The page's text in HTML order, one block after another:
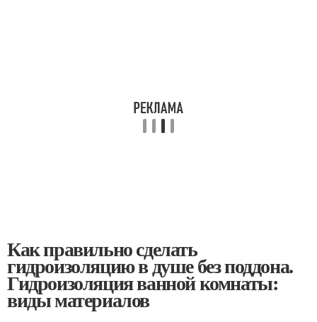
Как правильно сделать
гидроизоляцию в душе без поддона.
Гидроизоляция ванной комнаты:
виды материалов